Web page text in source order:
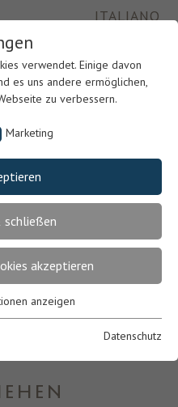
ITALIANO
verwendet. Einige davon
es uns andere ermöglichen,
zu verbessern.
Marketing
schließen
akzeptieren
Funktionen der
anzeigen
anzeigen
Datenschutz